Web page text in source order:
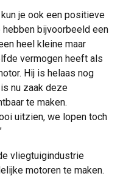
je ook een positieve
hebben bijvoorbeeld een
heel kleine maar
vermogen heeft als
Hij is helaas nog
nu zaak deze
te maken.
uitzien, we lopen toch
vliegtuigindustrie
motoren te maken.